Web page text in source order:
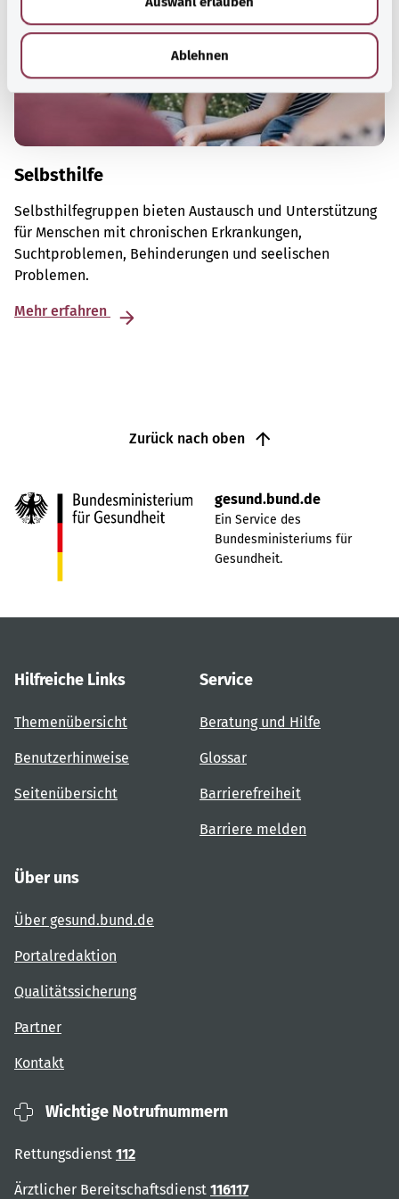
Ablehnen
Selbsthilfe
Selbsthilfegruppen bieten Austausch und Unterstützung
für Menschen mit chronischen Erkrankungen,
Suchtproblemen, Behinderungen und seelischen
Problemen.
Mehr erfahren
Zurück nach oben
gesund.bund.de
Ein Service des
Bundesministeriums für
Gesundheit.
Hilfreiche Links
Themenübersicht
Benutzerhinweise
Seitenübersicht
Service
Beratung und Hilfe
Glossar
Barrierefreiheit
Barriere melden
Über uns
Über gesund.bund.de
Portalredaktion
Qualitätssicherung
Partner
Kontakt
Wichtige Notrufnummern
Rettungsdienst 112
Ärztlicher Bereitschaftsdienst 116117